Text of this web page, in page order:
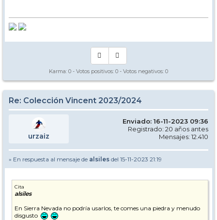
Karma: 0 - Votos positivos: 0 - Votos negativos: 0
Re: Colección Vincent 2023/2024
urzaiz
Enviado: 16-11-2023 09:36
Registrado: 20 años antes
Mensajes: 12.410
» En respuesta al mensaje de alsiles del 15-11-2023 21:19
Cita
alsiles
En Sierra Nevada no podría usarlos, te comes una piedra y menudo
disgusto